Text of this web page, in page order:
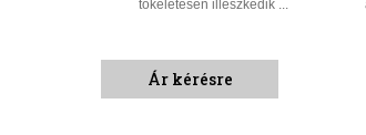
tökéletesen illeszkedik ...
Ár kérésre